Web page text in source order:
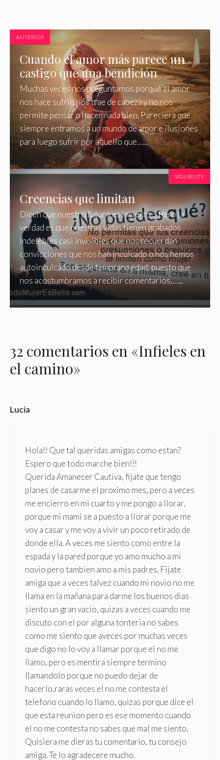
ANTERIOR
Cuando el amor más parece un
castigo que una bendición
Muchas veces nos preguntamos porqué el amor
nos hace sufrir, nos trae de cabeza y no nos
permite pensar o hacer nada bien. Pareciera que
siempre entramos a un mundo de amor e ilusiones
para luego sufrir por aquello que…...
Creencias que limitan
Dicen que nuestro futuro es incierto… Pero la
verdad es que nuestras vidas tienen grabados
indelebles casi invisibles que nos recuerdan
convicciones que nos han inculcado o nos hemos
autoinculcado desde temprana edad, puesto que
nos acostumbramos a recibir comentarios,…...
SIGUIENTE
32 comentarios en «Infieles en
el camino»
Lucia
Hola!! Que tal queridas amigas como estan?
Espero que todo marche bien!!!
Querida Amanecer Cautiva, fijate que tengo
planes de casarme el proximo mes, pero a veces
me encierro en mi cuarto y me pongo a llorar,
porque mi mami se a puesto a llorar porque me
voy a casar y me voy a vivir un poco retirado de
donde ella. A veces me siento como entre la
espada y la pared porque yo amo mucho a mi
novio pero tambien amo a mis padres. Fijate
amiga que a veces talvez cuando mi novio no me
llama en la mañana para darme los buenos dias
siento un gran vacio, quizas a veces cuando me
discuto con el por alguna tonteria no sabes
como me siento que aveces por muchas veces
que digo no lo voy a llamar porque el no me
llamo, pero es mentira siempre termino
llamandolo porque no puedo dejar de
hacerlo,raras veces el no me contesta el
telefono cuando lo llamo, quizas porque dice el
que esta reunion pero es ese momento cuando
el no me contesta no sabes que mal me siento.
Quisiera me dieras tu comentario, tu consejo
amiga. Te lo agradecere mucho.